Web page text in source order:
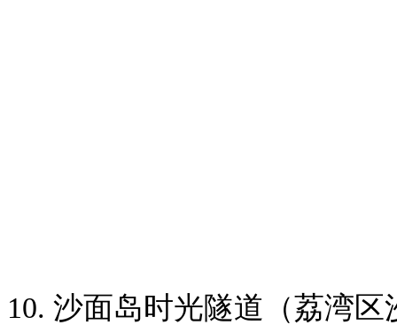
10. 沙面岛时光隧道（荔湾区